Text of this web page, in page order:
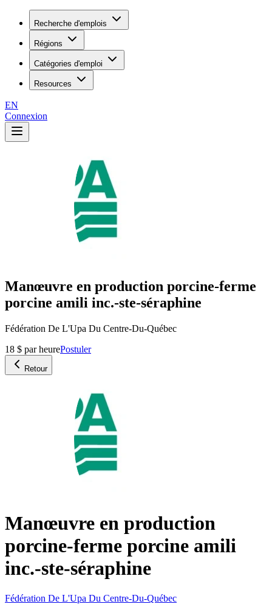
Recherche d'emplois
Régions
Catégories d'emploi
Resources
EN
Connexion
Manœuvre en production porcine-ferme
porcine amili inc.-ste-séraphine
Fédération De L'Upa Du Centre-Du-Québec
18 $ par heurePostuler
Retour
Manœuvre en production
porcine-ferme porcine amili
inc.-ste-séraphine
Fédération De L'Upa Du Centre-Du-Québec